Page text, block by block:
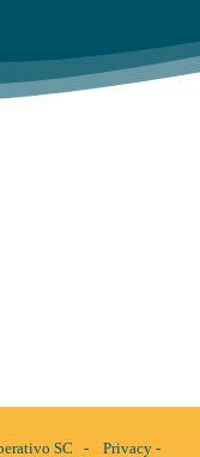
SC - Privacy -